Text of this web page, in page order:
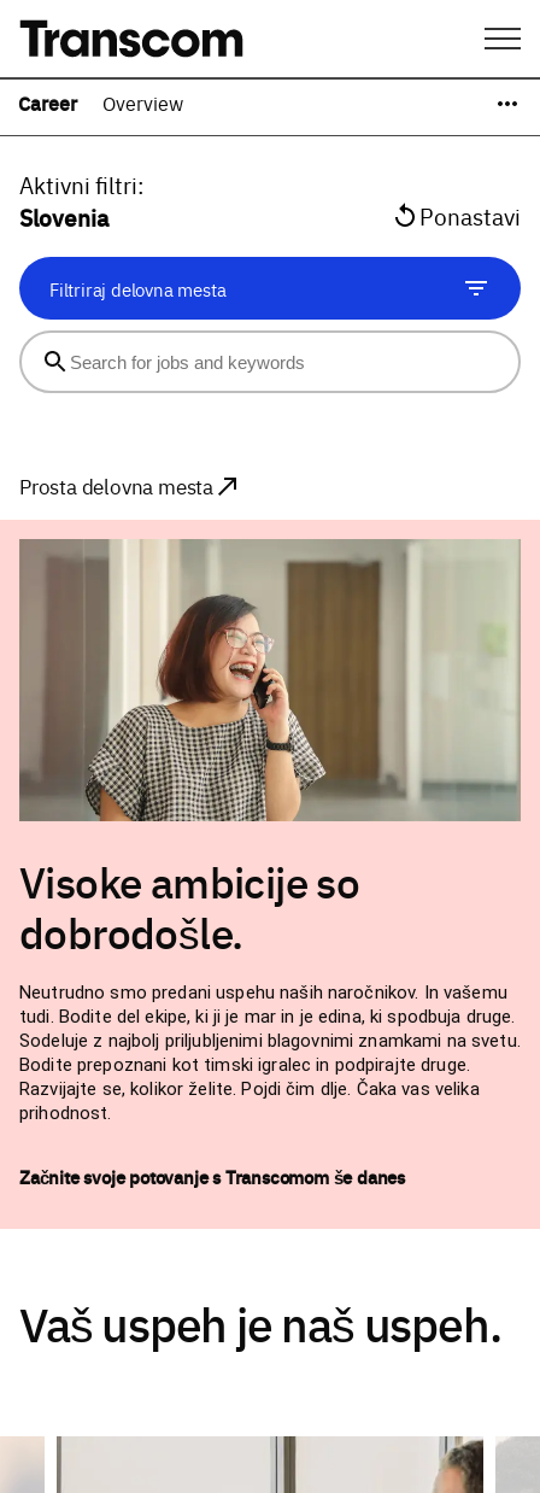
Career Overview
Aktivni filtri:
Slovenia Ponastavi
Filtriraj delovna mesta
Prosta delovna mesta
Visoke ambicije so
dobrodošle.
Neutrudno smo predani uspehu naših naročnikov. In vašemu
tudi. Bodite del ekipe, ki ji je mar in je edina, ki spodbuja druge.
Sodeluje z najbolj priljubljenimi blagovnimi znamkami na svetu.
Bodite prepoznani kot timski igralec in podpirajte druge.
Razvijajte se, kolikor želite. Pojdi čim dlje. Čaka vas velika
prihodnost.
Začnite svoje potovanje s Transcomom še danes
Vaš uspeh je naš uspeh.